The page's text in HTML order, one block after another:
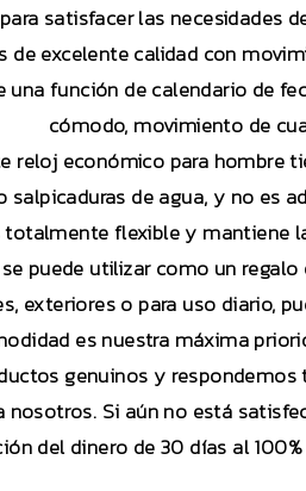
satisfacer las necesidades
excelente calidad con
función de calendario de
cómodo, movimiento de
reloj económico para hombre
de agua, y no es
totalmente flexible y mantiene
puede utilizar como un
exteriores o para uso diario,
es nuestra máxima
genuinos y
Si aún no está
del dinero de 30 días al